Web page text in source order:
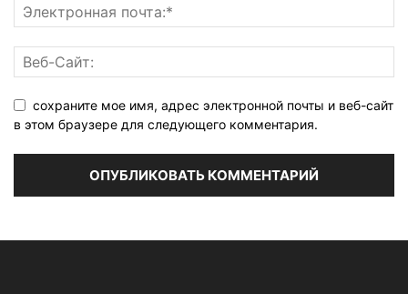
сохраните мое имя, адрес электронной почты и веб-сайт
в этом браузере для следующего комментария.